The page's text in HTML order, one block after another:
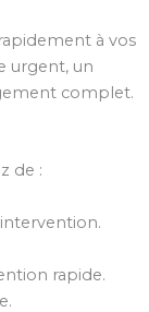
à vos
urgent, un
complet.
de :
rapide.